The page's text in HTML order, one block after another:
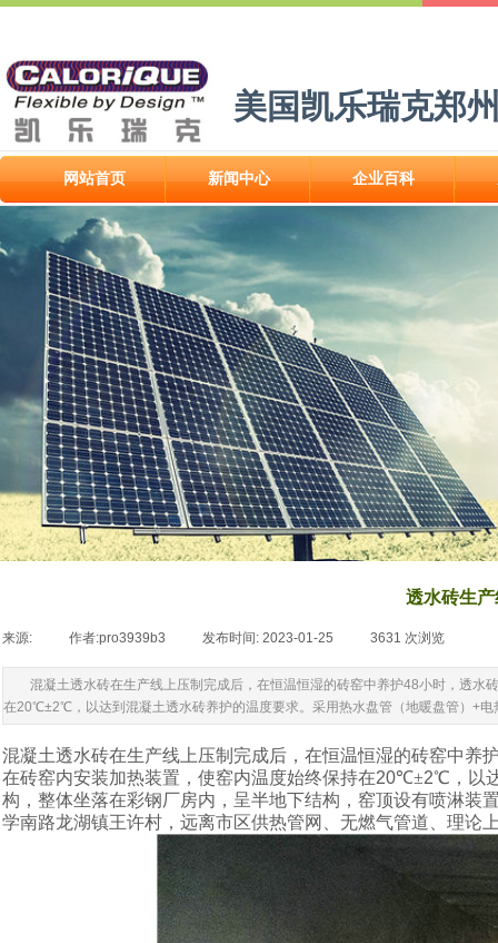
美国凯乐瑞克郑
网站首页 新闻中心 企业百科
透水砖生
来源: 作者:pro3939b3 发布时间: 2023-01-25 3631 次浏览
混凝土透水砖在生产线上压制完成后，在恒温恒湿的砖窑中养护48小时，透
在20℃±2℃，以达到混凝土透水砖养护的温度要求。采用热水盘管（地暖盘管）+
混凝土透水砖在生产线上压制完成后，在恒温恒湿的砖窑中养
在砖窑内安装加热装置，使窑内温度始终保持在20℃±2℃，以
构，整体坐落在彩钢厂房内，呈半地下结构，窑顶设有喷淋装
学南路龙湖镇王许村，远离市区供热管网、无燃气管道、理论